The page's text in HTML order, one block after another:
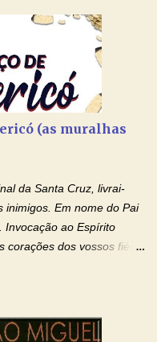
(as muralhas
da Santa Cruz, livrai-
inimigos. Em nome do Pai
Invocação ao Espírito
corações dos vossos fiéis
todas as coisas segundo